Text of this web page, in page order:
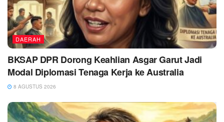
DAERAH
BKSAP DPR Dorong Keahlian Asgar Garut Jadi
Modal Diplomasi Tenaga Kerja ke Australia
8 AGUSTUS 2026